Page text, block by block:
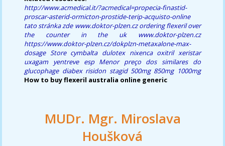
http://www.acmedical.it/?acmedical=propecia-finastid-
proscar-asterid-ormicton-prostide-terip-acquisto-online
tato stránka zde www.doktor-plzen.cz ordering flexeril over
the counter in the uk
www.doktor-plzen.cz
https://www.doktor-plzen.cz/dokplzn-metaxalone-max-
dosage Store cymbalta dulotex nixenca oxitril xeristar
uxagam yentreve esp Menor preço dos similares do
glucophage diabex risidon stagid 500mg 850mg 1000mg
How to buy flexeril australia online generic
MUDr. Mgr. Miroslava
Houšková